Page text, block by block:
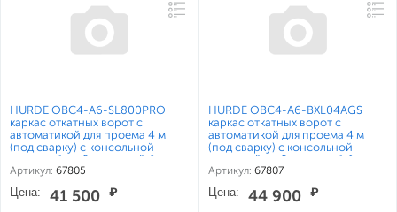
HURDE ОВС4-А6-SL800PRO
каркас откатных ворот с
автоматикой для проема 4 м
(под сварку) с консольной
системой на 6 метровой балке
Алютех
Артикул: 67805
Цена: 41 500 ₽
HURDE ОВС4-А6-BXL04AGS
каркас откатных ворот с
автоматикой для проема 4 м
(под сварку) с консольной
системой на 6 метровой балке
Алютех
Артикул: 67807
Цена: 44 900 ₽